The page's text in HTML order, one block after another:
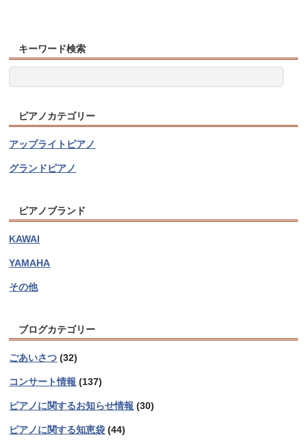
キーワード検索
ピアノカテゴリー
アップライトピアノ
グランドピアノ
ピアノブランド
KAWAI
YAMAHA
その他
ブログカテゴリー
ごあいさつ (32)
コンサート情報 (137)
ピアノに関するお知らせ情報 (30)
ピアノに関する知恵袋 (44)